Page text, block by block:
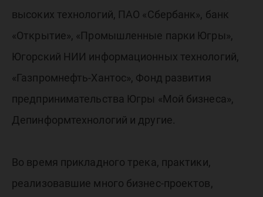
высоких технологий, ПАО «Сбербанк», банк
«Открытие», «Промышленные парки Югры»,
Югорский НИИ информационных технологий,
«Газпромнефть-Хантос», Фонд развития
предпринимательства Югры «Мой бизнеса»,
Депинформтехнологий и другие.
Во время прикладного трека, практики,
реализовавшие много бизнес-проектов,